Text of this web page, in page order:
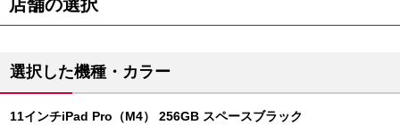
店舗の選択
選択した機種・カラー
11インチiPad Pro（M4） 256GB スペースブラック